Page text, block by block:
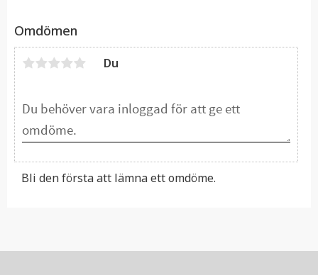
Omdömen
Du
Bli den första att lämna ett omdöme.